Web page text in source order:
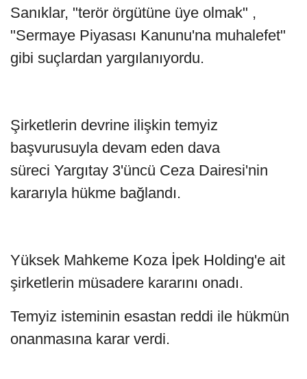
Sanıklar, "terör örgütüne üye olmak" ,
"Sermaye Piyasası Kanunu'na muhalefet"
gibi suçlardan yargılanıyordu.
Şirketlerin devrine ilişkin temyiz
başvurusuyla devam eden dava
süreci Yargıtay 3'üncü Ceza Dairesi'nin
kararıyla hükme bağlandı.
Yüksek Mahkeme Koza İpek Holding'e ait
şirketlerin müsadere kararını onadı.
Temyiz isteminin esastan reddi ile hükmün
onanmasına karar verdi.